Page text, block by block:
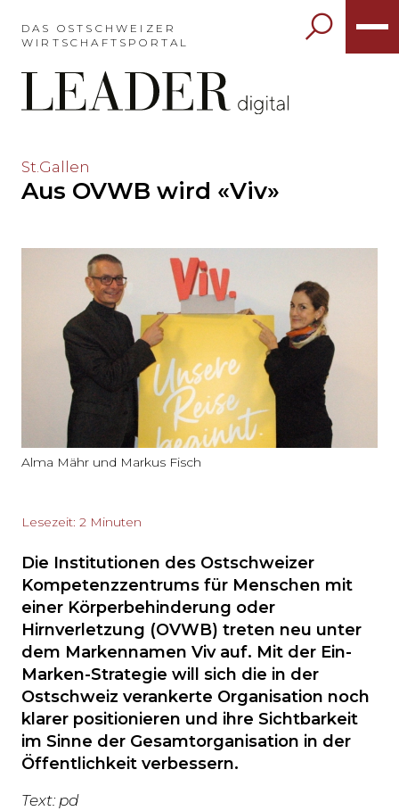
das
Hauptmenü
auslassen
und
Inhalt
springen?
DAS OSTSCHWEIZER
WIRTSCHAFTSPORTAL
Möchten
auslassen
Seitenende
springen?
St.Gallen
Aus OVWB wird «Viv»
Alma Mähr und Markus Fisch
Lesezeit: 2 Minuten
Die Institutionen des Ostschweizer
Kompetenzzentrums für Menschen mit
einer Körperbehinderung oder
Hirnverletzung (OVWB) treten neu unter
dem Markennamen Viv auf. Mit der Ein-
Marken-Strategie will sich die in der
Ostschweiz verankerte Organisation noch
klarer positionieren und ihre Sichtbarkeit
im Sinne der Gesamtorganisation in der
Öffentlichkeit verbessern.
Text: pd